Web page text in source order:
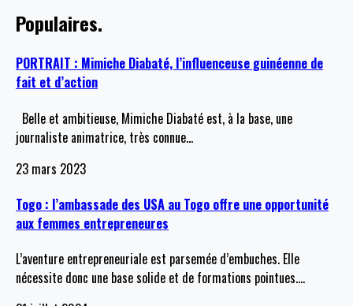
Populaires.
PORTRAIT : Mimiche Diabaté, l’influenceuse guinéenne de
fait et d’action
Belle et ambitieuse, Mimiche Diabaté est, à la base, une
journaliste animatrice, très connue…
23 mars 2023
Togo : l’ambassade des USA au Togo offre une opportunité
aux femmes entrepreneures
L’aventure entrepreneuriale est parsemée d’embuches. Elle
nécessite donc une base solide et de formations pointues.…